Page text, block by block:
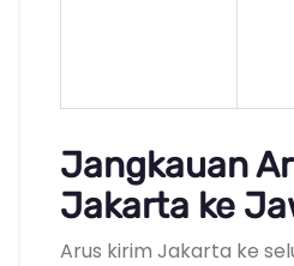
Jangkauan
Jakarta ke
Arus kirim Jakarta ke